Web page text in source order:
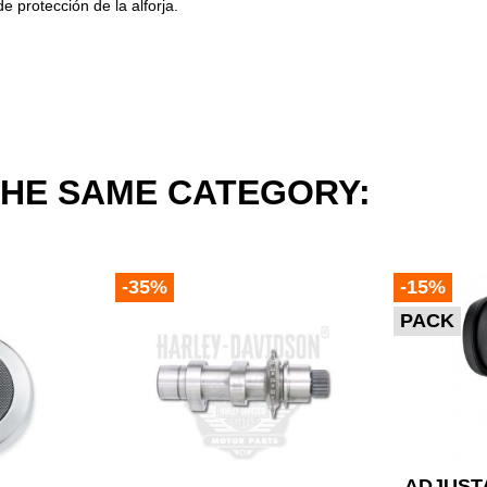
protección de la alforja.
SAME CATEGORY:
-35%
-15%
PACK